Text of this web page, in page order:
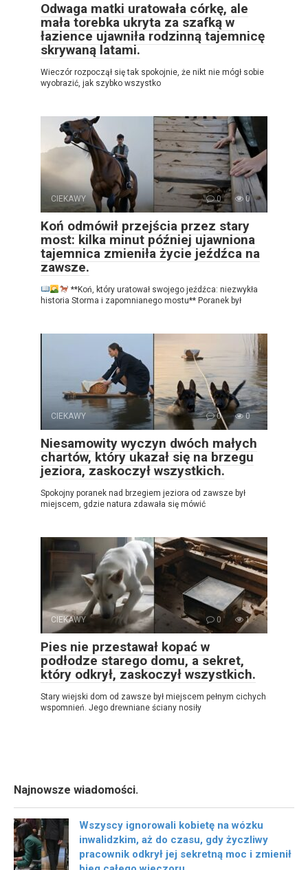
Odwaga matki uratowała córkę, ale
mała torebka ukryta za szafką w
łazience ujawniła rodzinną tajemnicę
skrywaną latami.
Wieczór rozpoczął się tak spokojnie, że nikt nie mógł sobie
wyobrazić, jak szybko wszystko
CIEKAWY 0 0
Koń odmówił przejścia przez stary
most: kilka minut później ujawniona
tajemnica zmieniła życie jeźdźca na
zawsze.
**Koń, który uratował swojego jeźdźca: niezwykła
historia Storma i zapomnianego mostu** Poranek był
CIEKAWY 0 0
Niesamowity wyczyn dwóch małych
chartów, który ukazał się na brzegu
jeziora, zaskoczył wszystkich.
Spokojny poranek nad brzegiem jeziora od zawsze był
miejscem, gdzie natura zdawała się mówić
CIEKAWY 0 1
Pies nie przestawał kopać w
podłodze starego domu, a sekret,
który odkrył, zaskoczył wszystkich.
Stary wiejski dom od zawsze był miejscem pełnym cichych
wspomnień. Jego drewniane ściany nosiły
Najnowsze wiadomości.
Wszyscy ignorowali kobietę na wózku
inwalidzkim, aż do czasu, gdy życzliwy
pracownik odkrył jej sekretną moc i zmienił